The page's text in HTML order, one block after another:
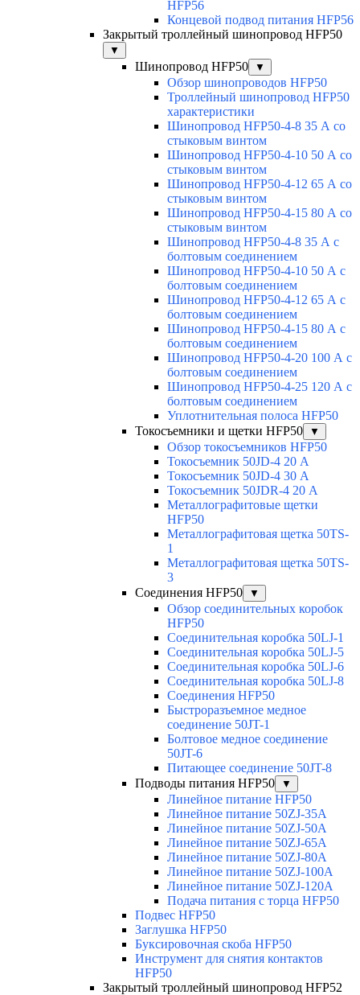
HFP56
Концевой подвод питания HFP56
Закрытый троллейный шинопровод HFP50
▼
Шинопровод HFP50 ▼
Обзор шинопроводов HFP50
Троллейный шинопровод HFP50
характеристики
Шинопровод HFP50-4-8 35 А со
стыковым винтом
Шинопровод HFP50-4-10 50 А со
стыковым винтом
Шинопровод HFP50-4-12 65 А со
стыковым винтом
Шинопровод HFP50-4-15 80 А со
стыковым винтом
Шинопровод HFP50-4-8 35 А с
болтовым соединением
Шинопровод HFP50-4-10 50 А с
болтовым соединением
Шинопровод HFP50-4-12 65 А с
болтовым соединением
Шинопровод HFP50-4-15 80 А с
болтовым соединением
Шинопровод HFP50-4-20 100 А с
болтовым соединением
Шинопровод HFP50-4-25 120 А с
болтовым соединением
Уплотнительная полоса HFP50
Токосъемники и щетки HFP50
▼
Обзор токосъемников HFP50
Токосъемник 50JD-4 20 А
Токосъемник 50JD-4 30 А
Токосъемник 50JDR-4 20 А
Металлографитовые щетки
HFP50
Металлографитовая щетка 50TS-
1
Металлографитовая щетка 50TS-
3
Соединения HFP50
▼
Обзор соединительных коробок
HFP50
Соединительная коробка 50LJ-1
Соединительная коробка 50LJ-5
Соединительная коробка 50LJ-6
Соединительная коробка 50LJ-8
Соединения HFP50
Быстроразъемное медное
соединение 50JT-1
Болтовое медное соединение
50JT-6
Питающее соединение 50JT-8
Подводы питания HFP50
▼
Линейное питание HFP50
Линейное питание 50ZJ-35A
Линейное питание 50ZJ-50A
Линейное питание 50ZJ-65A
Линейное питание 50ZJ-80A
Линейное питание 50ZJ-100A
Линейное питание 50ZJ-120A
Подача питания с торца HFP50
Подвес HFP50
Заглушка HFP50
Буксировочная скоба HFP50
Инструмент для снятия контактов
HFP50
Закрытый троллейный шинопровод HFP52